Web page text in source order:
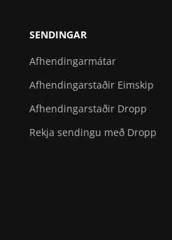
SENDINGAR
Afhendingarmátar
Afhendingarstaðir Eimskip
Afhendingarstaðir Dropp
Rekja sendingu með Dropp